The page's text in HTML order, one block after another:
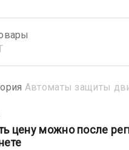
Автоматы защиты
цену можно после